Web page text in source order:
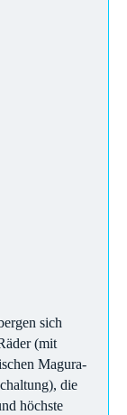
sich
(mit
Magura-
die
höchste